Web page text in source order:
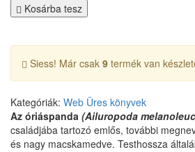
Kosárba tesz
Siess! Már csak 9 termék van
Kategóriák: Web Üres könyvek
Az óriáspanda (Ailuropoda
családjába tartozó emlős, további
és nagy macskamedve. Testhossza